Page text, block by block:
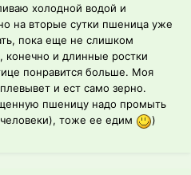
холодной водой и
на вторые сутки пшеница уже
пока еще не слишком
и длинные ростки
понравится больше. Моя
и ест само зерно.
пшеницу надо промыть
тоже ее едим
)